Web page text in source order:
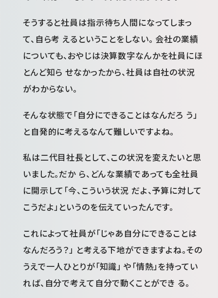
そうすると社員は指示待ち人間になってしまっ
て、自ら考 えるということをしない。 会社の業績
についても、おやじは決算数字なんかを社員にほ
とんど知ら せなかったから、社員は自社の状況
がわからない。
そんな状態で「自分にできることはなんだろ う」
と自発的に考えるなんて難しいですよね。
私は二代目社長として、この状況を変えたいと思
いました。だか ら、どんな業績であっても全社員
に開示して「今、こういう状況 だよ、予算に対して
こうだよ」というのを伝えていったんです。
これによって社員が「じゃあ自分にできることは
なんだろう？」 と考える下地ができますよね。その
うえで一人ひとりが「知識」 や「情熱」を持ってい
れば、自分で考えて自分で動くことができ る。